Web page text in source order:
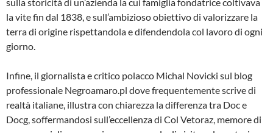
la vite fin dal 1838, e sull’ambizioso obiettivo di valorizzare la
terra di origine rispettandola e difendendola col lavoro di ogni
giorno.
Infine, il giornalista e critico polacco Michal Novicki sul blog
professionale Negroamaro.pl dove frequentemente scrive di
realtà italiane, illustra con chiarezza la differenza tra Doc e
Docg, soffermandosi sull’eccellenza di Col Vetoraz, memore di